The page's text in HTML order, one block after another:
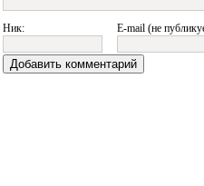
Ник: E-mail (не